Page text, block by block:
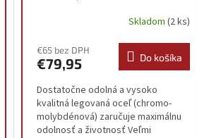
Skladom (2 ks)
€65 bez DPH
€79,95 Do košíka
Dostatočne odolná a vysoko
kvalitná legovaná oceľ (chromo-
molybdénová) zaručuje maximálnu
odolnosť a životnosť Veľmi